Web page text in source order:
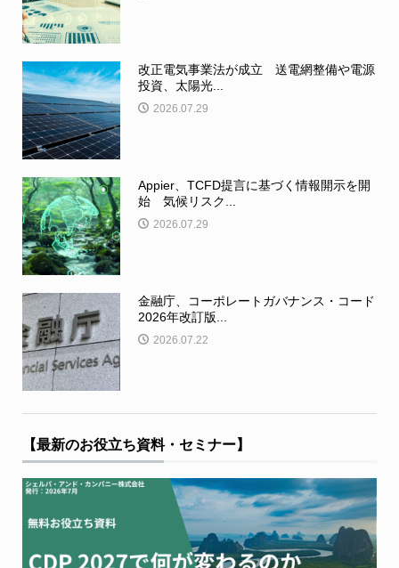
改正電気事業法が成立 送電網整備や電源
投資、太陽光...
2026.07.29
Appier、TCFD提言に基づく情報開示を開
始 気候リスク...
2026.07.29
金融庁、コーポレートガバナンス・コード
2026年改訂版...
2026.07.22
【最新のお役立ち資料・セミナー】